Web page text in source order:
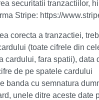
securitatii tranzactiilor,
Stripe: https://
corecta a tranzactiei,
(toate cifrele din
cardului, fara spatii), data
de pe spatele cardului
banda cu semnatura
unele ditre aceste date